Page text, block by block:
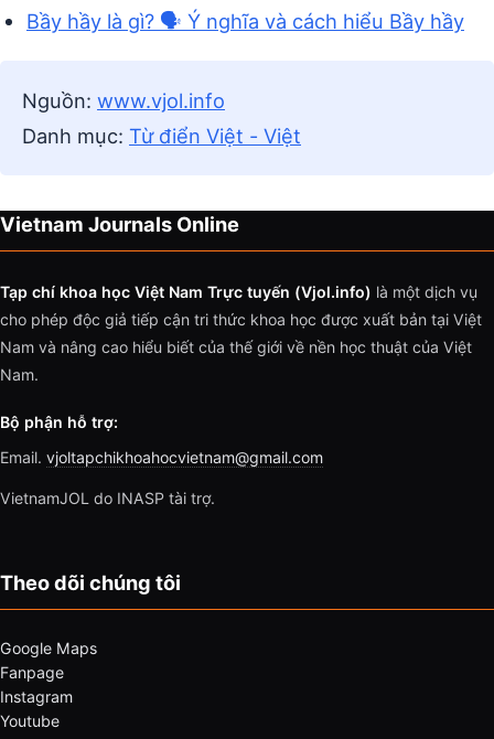
Bầy hầy là gì? 🗣️ Ý nghĩa và cách hiểu Bầy hầy
Nguồn: www.vjol.info
Danh mục: Từ điển Việt - Việt
Vietnam Journals Online
Tạp chí khoa học Việt Nam Trực tuyến (Vjol.info) là một dịch vụ
cho phép độc giả tiếp cận tri thức khoa học được xuất bản tại Việt
Nam và nâng cao hiểu biết của thế giới về nền học thuật của Việt
Nam.
Bộ phận hỗ trợ:
Email. vjoltapchikhoahocvietnam@gmail.com
VietnamJOL do INASP tài trợ.
Theo dõi chúng tôi
Google Maps
Fanpage
Instagram
Youtube